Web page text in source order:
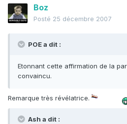
Boz
Posté 25 décembre 2007
POE a dit :
Etonnant cette affirmation de la
convaincu.
Remarque très révélatrice.
Ash a dit :